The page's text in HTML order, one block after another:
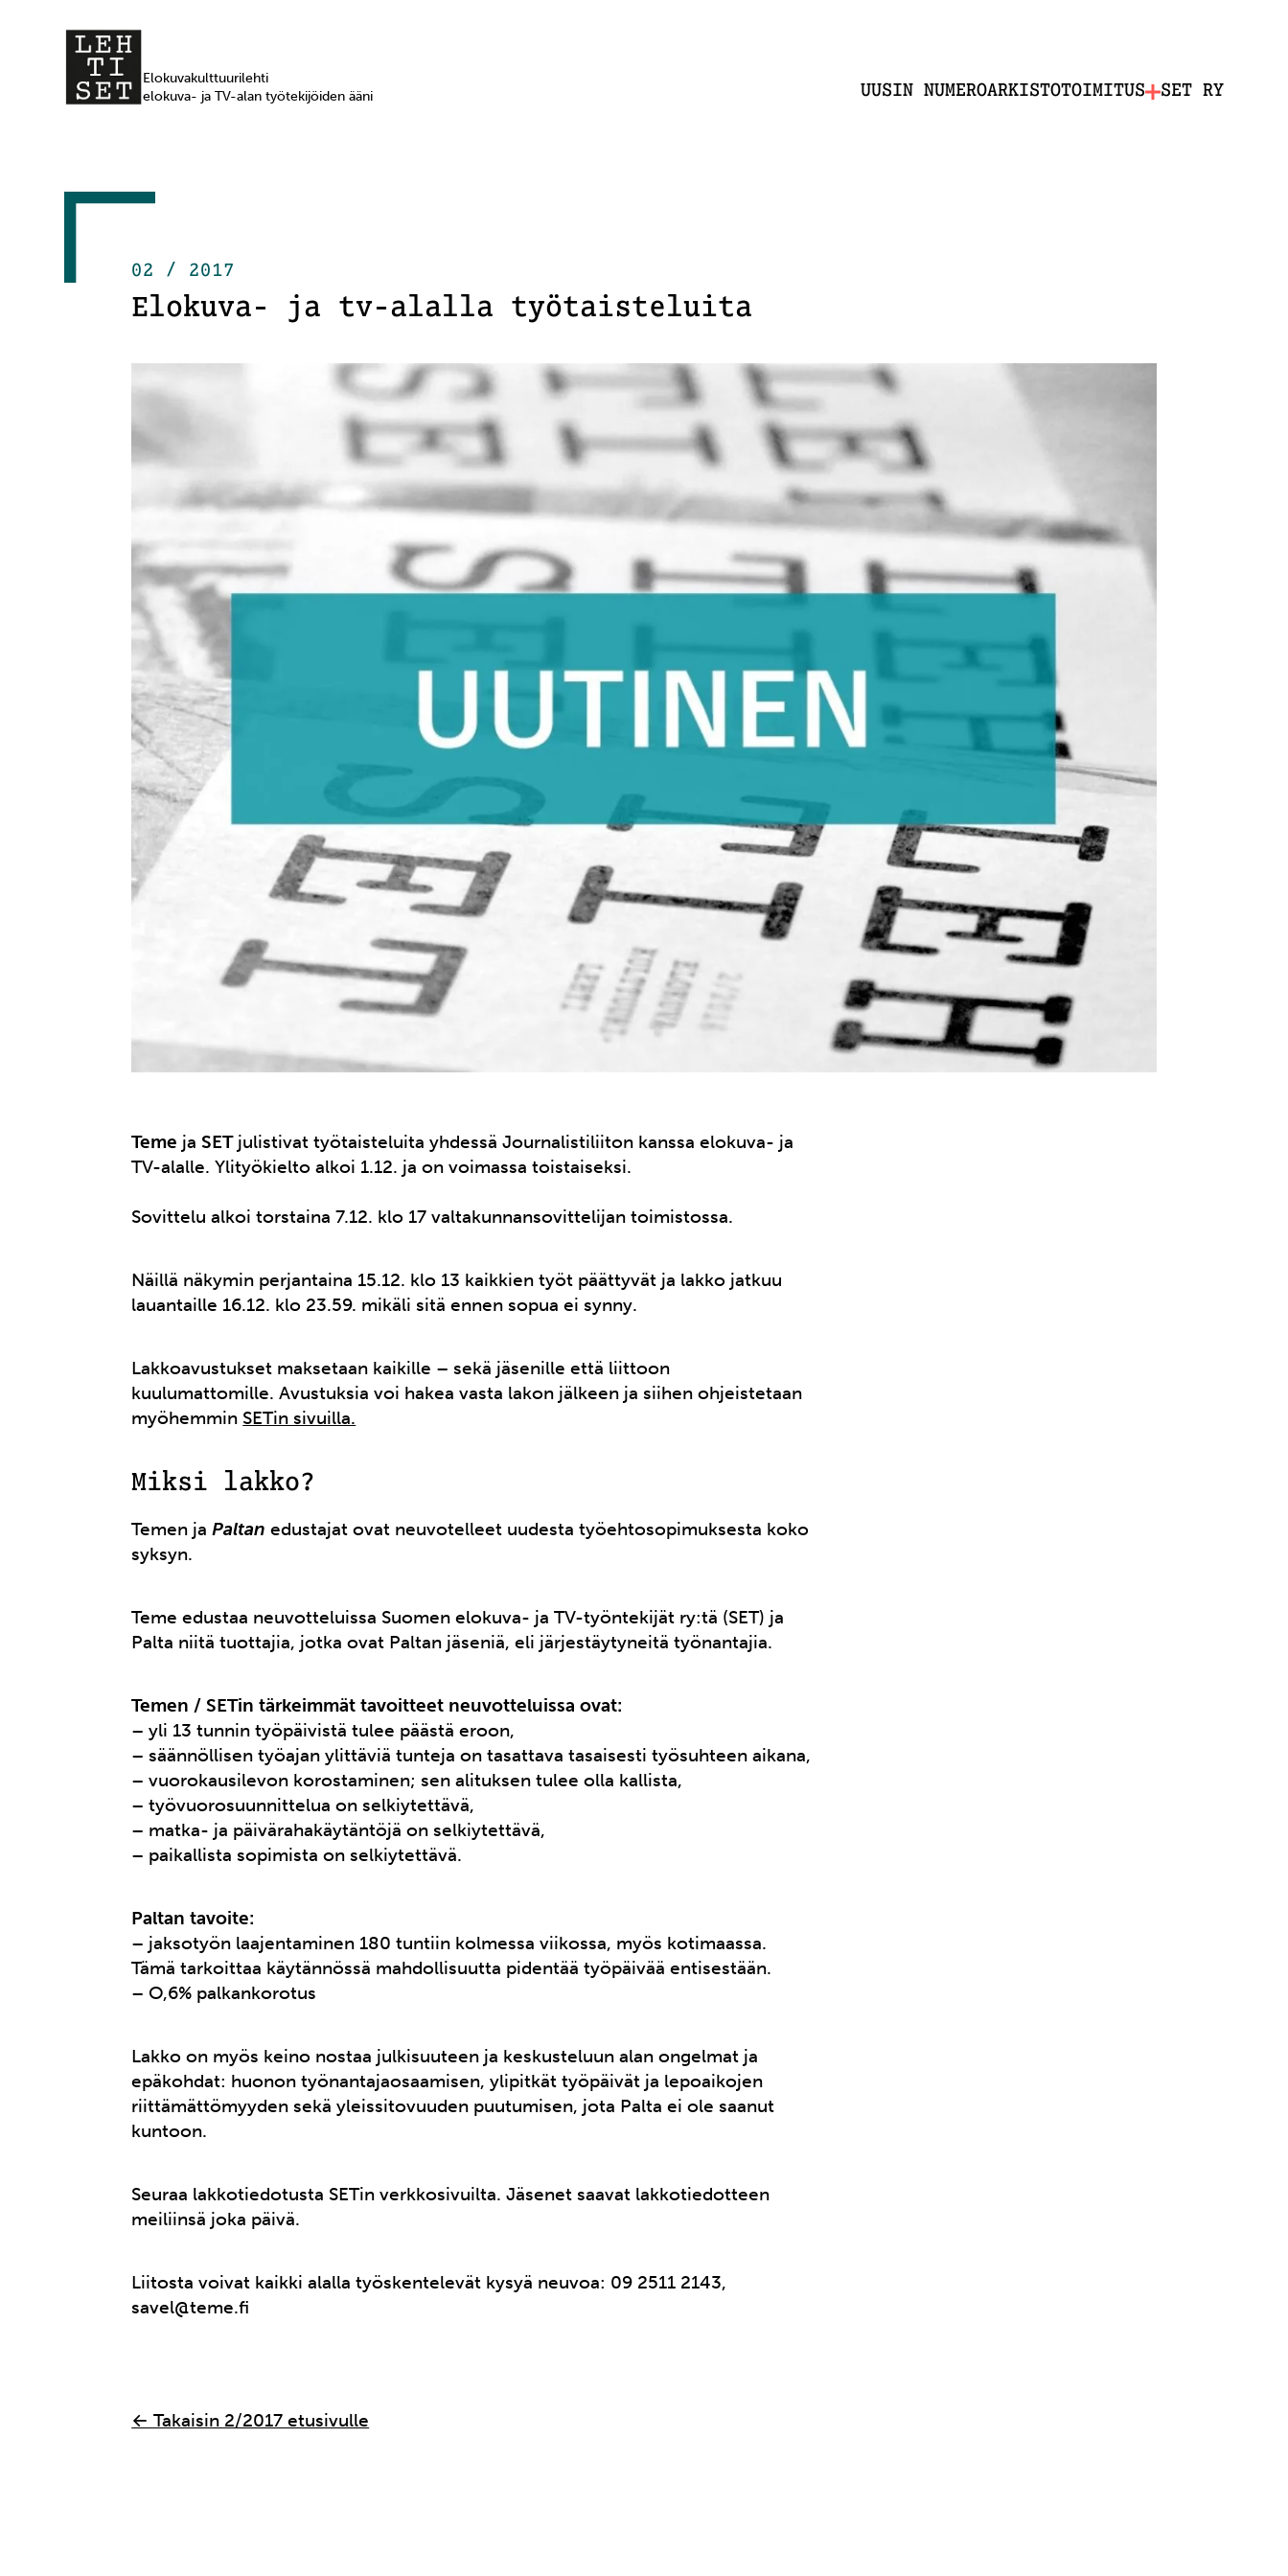
Elokuvakulttuurilehti
elokuva- ja TV-alan työtekijöiden ääni
UUSIN NUMEROARKISTOTOIMITUS SET RY
02 / 2017
Elokuva- ja tv-alalla työtaisteluita
Teme jaSETjulistivat työtaisteluita yhdessä Journalistiliiton kanssa elokuva- ja
TV-alalle. Ylityökielto alkoi 1.12. ja on voimassa toistaiseksi.
Sovittelu alkoi torstaina 7.12. klo 17 valtakunnansovittelijan toimistossa.
Näillä näkymin perjantaina 15.12. klo 13 kaikkien työt päättyvät ja lakko jatkuu
lauantaille 16.12. klo 23.59. mikäli sitä ennen sopua ei synny.
Lakkoavustukset maksetaan kaikille – sekä jäsenille että liittoon
kuulumattomille. Avustuksia voi hakea vasta lakon jälkeen ja siihen ohjeistetaan
myöhemmin SETin sivuilla.
Miksi lakko?
Temen jaPaltan edustajat ovat neuvotelleet uudesta työehtosopimuksesta koko
syksyn.
Teme edustaa neuvotteluissa Suomen elokuva- ja TV-työntekijät ry:tä (SET) ja
Palta niitä tuottajia, jotka ovat Paltan jäseniä, eli järjestäytyneitä työnantajia.
Temen / SETin tärkeimmät tavoitteet neuvotteluissa ovat:
– yli 13 tunnin työpäivistä tulee päästä eroon,
– säännöllisen työajan ylittäviä tunteja on tasattava tasaisesti työsuhteen aikana,
– vuorokausilevon korostaminen; sen alituksen tulee olla kallista,
– työvuorosuunnittelua on selkiytettävä,
– matka- ja päivärahakäytäntöjä on selkiytettävä,
– paikallista sopimista on selkiytettävä.
Paltan tavoite:
– jaksotyön laajentaminen 180 tuntiin kolmessa viikossa, myös kotimaassa.
Tämä tarkoittaa käytännössä mahdollisuutta pidentää työpäivää entisestään.
– O,6% palkankorotus
Lakko on myös keino nostaa julkisuuteen ja keskusteluun alan ongelmat ja
epäkohdat: huonon työnantajaosaamisen, ylipitkät työpäivät ja lepoaikojen
riittämättömyyden sekä yleissitovuuden puutumisen, jota Palta ei ole saanut
kuntoon.
Seuraa lakkotiedotusta SETin verkkosivuilta. Jäsenet saavat lakkotiedotteen
meiliinsä joka päivä.
Liitosta voivat kaikki alalla työskentelevät kysyä neuvoa: 09 2511 2143,
savel@teme.fi
← Takaisin 2/2017 etusivulle